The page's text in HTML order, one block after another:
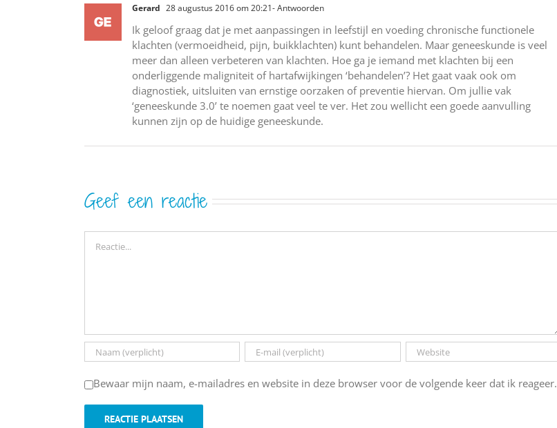
Gerard 28 augustus 2016 om 20:21- Antwoorden
Ik geloof graag dat je met aanpassingen in leefstijl en voeding chronische functionele
klachten (vermoeidheid, pijn, buikklachten) kunt behandelen. Maar geneeskunde is veel
meer dan alleen verbeteren van klachten. Hoe ga je iemand met klachten bij een
onderliggende maligniteit of hartafwijkingen ‘behandelen’? Het gaat vaak ook om
diagnostiek, uitsluiten van ernstige oorzaken of preventie hiervan. Om jullie vak
‘geneeskunde 3.0’ te noemen gaat veel te ver. Het zou wellicht een goede aanvulling
kunnen zijn op de huidige geneeskunde.
Geef een reactie
Bewaar mijn naam, e-mailadres en website in deze browser voor de volgende keer dat ik reageer.